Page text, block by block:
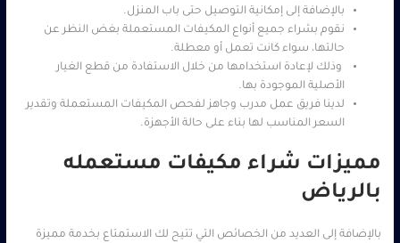
بالإضافة إلى إمكانية التوصيل حتى باب المنزل.
نقوم بشراء جميع أنواع المكيفات المستعملة بغض النظر عن
حالتها، سواء كانت تعمل أو معطلة.
وذلك لإعادة استخدامها من خلال الاستفادة من قطع الغيار
الأصلية الموجودة بها.
لدينا فريق عمل مدرب وجاهز لفحص المكيفات المستعملة وتقدير
السعر المناسب لها بناء على حالة الأجهزة.
مميزات شراء مكيفات مستعمله
بالرياض
بالإضافة إلى العديد من الخصائص التي تتيح لك الاستمتاع بخدمة مميزة